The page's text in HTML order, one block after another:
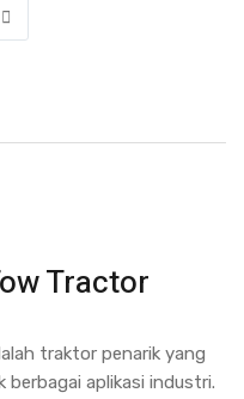
Tractor
traktor penarik yang
berbagai aplikasi industri.